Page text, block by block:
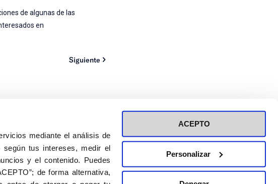
mediante el análisis de
tus intereses, medir el
y el contenido. Puedes
de forma alternativa,
ACEPTO
Personalizar
de algunas de las
en
Siguiente
Inscripción a eventos
Política de privacidad de RRSS